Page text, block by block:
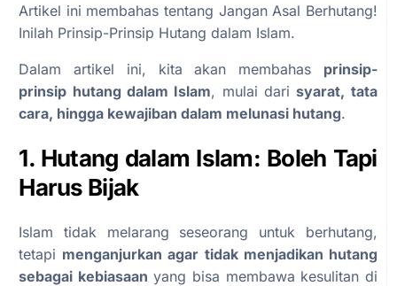
Artikel ini membahas tentang Jangan Asal Berhutang!
Inilah Prinsip-Prinsip Hutang dalam Islam.
Dalam artikel ini, kita akan membahas prinsip-
prinsip hutang dalam Islam, mulai darisyarat, tata
cara, hingga kewajiban dalam melunasi hutang.
1. Hutang dalam Islam: Boleh Tapi
Harus Bijak
Islam tidak melarang seseorang untuk berhutang,
tetapi menganjurkan agar tidak menjadikan hutang
sebagai kebiasaan yang bisa membawa kesulitan di